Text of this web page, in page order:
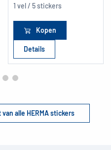
1 vel / 5 stickers
Kopen
Details
alle HERMA stickers